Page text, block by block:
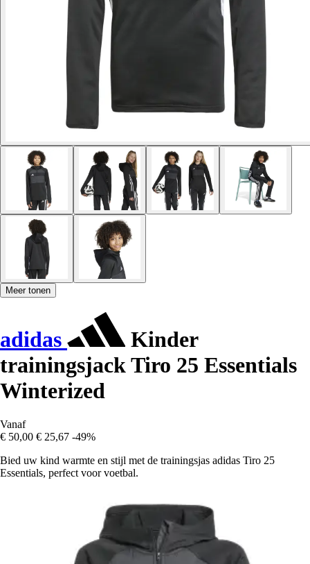
Meer tonen
adidas
Kinder
trainingsjack Tiro 25 Essentials
Winterized
Vanaf
€ 50,00 € 25,67 -49%
Bied uw kind warmte en stijl met de trainingsjas adidas Tiro 25
Essentials, perfect voor voetbal.